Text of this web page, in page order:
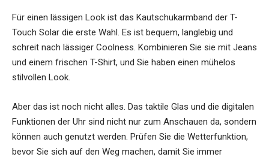
Für einen lässigen Look ist das Kautschukarmband der T-
Touch Solar die erste Wahl. Es ist bequem, langlebig und
schreit nach lässiger Coolness. Kombinieren Sie sie mit Jeans
und einem frischen T-Shirt, und Sie haben einen mühelos
stilvollen Look.
Aber das ist noch nicht alles. Das taktile Glas und die digitalen
Funktionen der Uhr sind nicht nur zum Anschauen da, sondern
können auch genutzt werden. Prüfen Sie die Wetterfunktion,
bevor Sie sich auf den Weg machen, damit Sie immer